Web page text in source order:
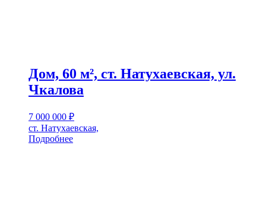
Дом, 60 м², ст. Натухаевская, ул.
Чкалова
7 000 000 ₽
ст. Натухаевская,
Подробнее